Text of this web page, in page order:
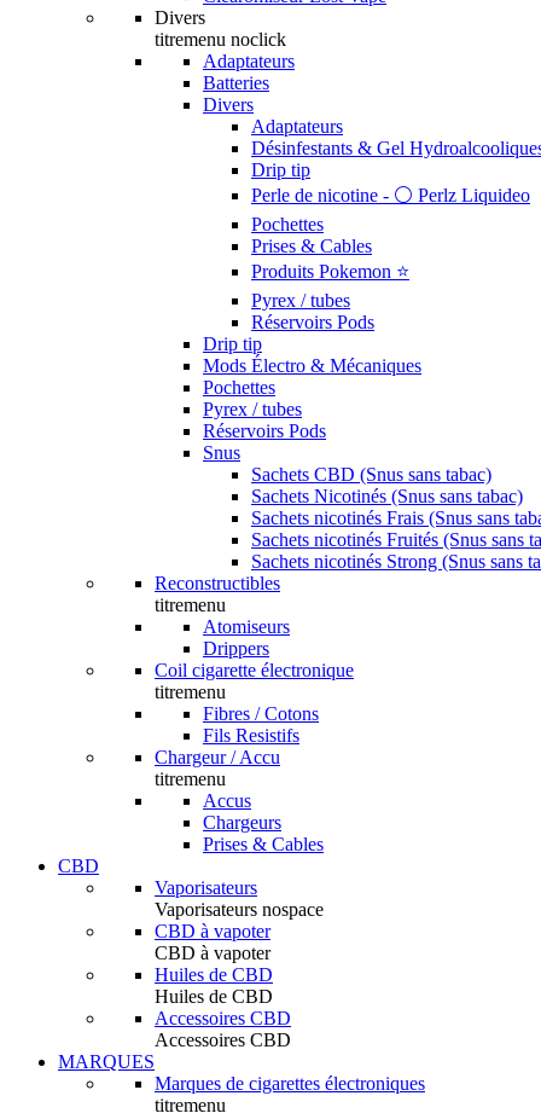
Divers
titremenu noclick
Adaptateurs
Batteries
Divers
Adaptateurs
Désinfestants & Gel
Drip tip
Perle de nicotine - ⚪️ Perlz Liquideo
Pochettes
Prises & Cables
Produits Pokemon ⭐️
Pyrex / tubes
Réservoirs Pods
Drip tip
Mods Électro & Mécaniques
Pochettes
Pyrex / tubes
Réservoirs Pods
Snus
Sachets CBD (Snus sans tabac)
Sachets Nicotinés (Snus sans tabac)
Sachets nicotinés Frais (Snus sans
Sachets nicotinés Fruités (Snus sans
Sachets nicotinés Strong (Snus sans
Reconstructibles
titremenu
Atomiseurs
Drippers
Coil cigarette électronique
titremenu
Fibres / Cotons
Fils Resistifs
Chargeur / Accu
titremenu
Accus
Chargeurs
Prises & Cables
CBD
Vaporisateurs
Vaporisateurs nospace
CBD à vapoter
CBD à vapoter
Huiles de CBD
Huiles de CBD
Accessoires CBD
Accessoires CBD
MARQUES
Marques de cigarettes électroniques
titremenu